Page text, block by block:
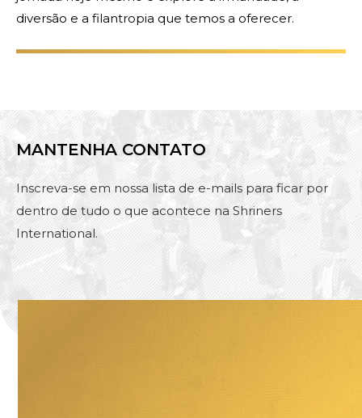
diversão e a filantropia que temos a oferecer.
MANTENHA CONTATO
Inscreva-se em nossa lista de e-mails para ficar por
dentro de tudo o que acontece na Shriners
International.